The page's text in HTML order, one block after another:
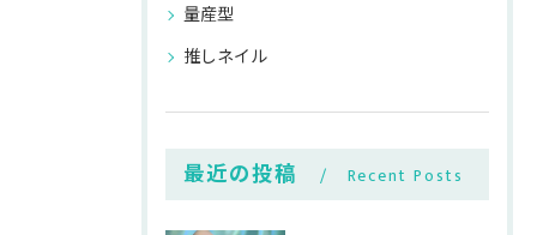
量産型
推しネイル
最近の投稿 Recent Posts